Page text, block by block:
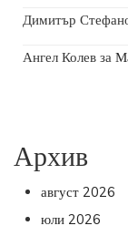
Димитър
Ангел Колев за
Архив
август 2026
юли 2026